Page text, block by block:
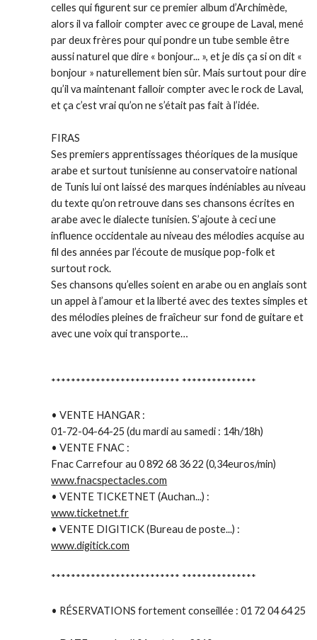
celles qui figurent sur ce premier album d’Archimède,
alors il va falloir compter avec ce groupe de Laval, mené
par deux frères pour qui pondre un tube semble être
aussi naturel que dire « bonjour... », et je dis ça si on dit «
bonjour » naturellement bien sûr. Mais surtout pour dire
qu’il va maintenant falloir compter avec le rock de Laval,
et ça c’est vrai qu’on ne s’était pas fait à l’idée.
FIRAS
Ses premiers apprentissages théoriques de la musique
arabe et surtout tunisienne au conservatoire national
de Tunis lui ont laissé des marques indéniables au niveau
du texte qu’on retrouve dans ses chansons écrites en
arabe avec le dialecte tunisien. S’ajoute à ceci une
influence occidentale au niveau des mélodies acquise au
fil des années par l’écoute de musique pop-folk et
surtout rock.
Ses chansons qu’elles soient en arabe ou en anglais sont
un appel à l’amour et la liberté avec des textes simples et
des mélodies pleines de fraîcheur sur fond de guitare et
avec une voix qui transporte…
************************** ***************
• VENTE HANGAR :
01-72-04-64-25 (du mardi au samedi : 14h/18h)
• VENTE FNAC :
Fnac Carrefour au 0 892 68 36 22 (0,34euros/min)
www.fnacspectacles.com
• VENTE TICKETNET (Auchan...) :
www.ticketnet.fr
• VENTE DIGITICK (Bureau de poste...) :
www.digitick.com
************************** ***************
• RÉSERVATIONS fortement conseillée : 01 72 04 64 25